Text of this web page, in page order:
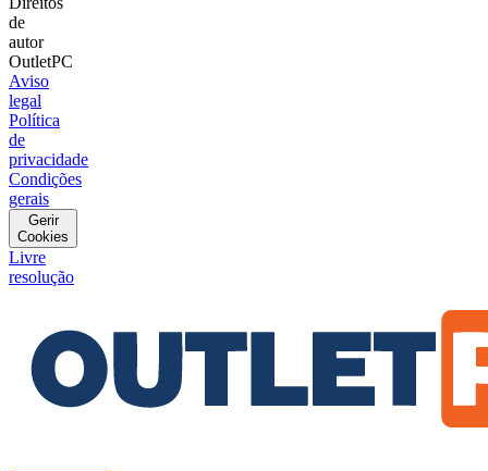
de
autor
OutletPC
Aviso
legal
Política
de
privacidade
Condições
gerais
Gerir
Cookies
Livre
resolução